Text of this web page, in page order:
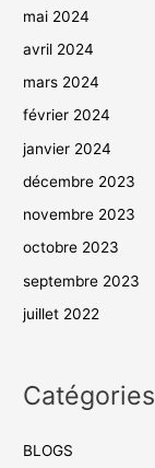
mai 2024
avril 2024
mars 2024
février 2024
janvier 2024
décembre 2023
novembre 2023
octobre 2023
septembre 2023
juillet 2022
Catégories
BLOGS